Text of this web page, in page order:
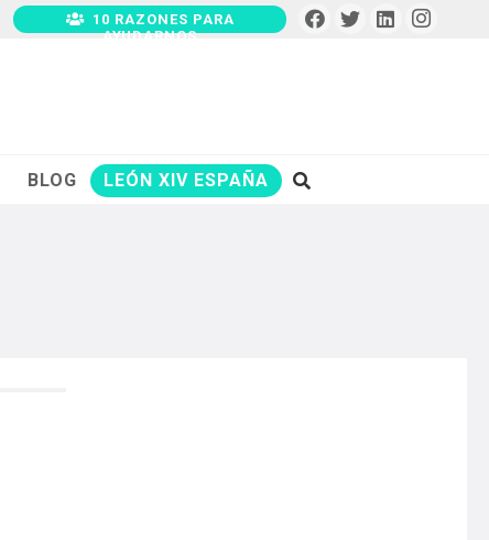
10 RAZONES PARA
AYUDARNOS
BLOG LEÓN XIV ESPAÑA